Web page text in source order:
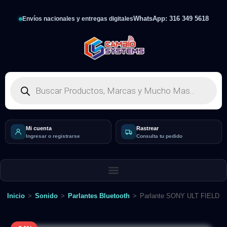
Envíos nacionales y entregas digitalesWhatsApp: 316 349 5618
Mi cuenta
Ingresar o registrarse
Rastrear
Consulta tu pedido
Inicio > Sonido > Parlantes Bluetooth > Parlante SONY ULT FIELD 3